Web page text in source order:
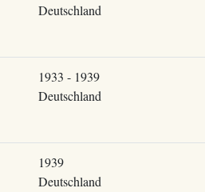
Deutschland
1933 - 1939
Deutschland
1939
Deutschland